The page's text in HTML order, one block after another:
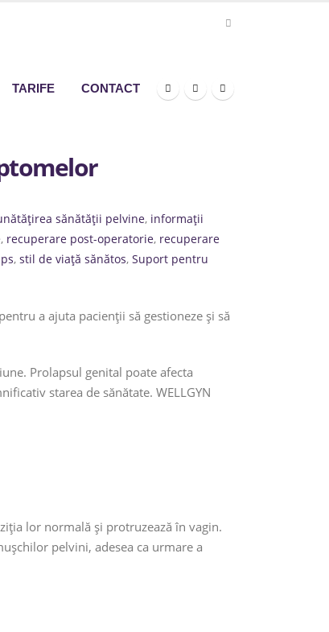
TARIFE CONTACT
sănătății pelvine, informații
, recuperare post-operatorie, recuperare
, stil de viață sănătos, Suport pentru
a ajuta pacienții să gestioneze și să
Prolapsul genital poate afecta
starea de sănătate. WELLGYN
lor normală și protruzează în vagin.
pelvini, adesea ca urmare a